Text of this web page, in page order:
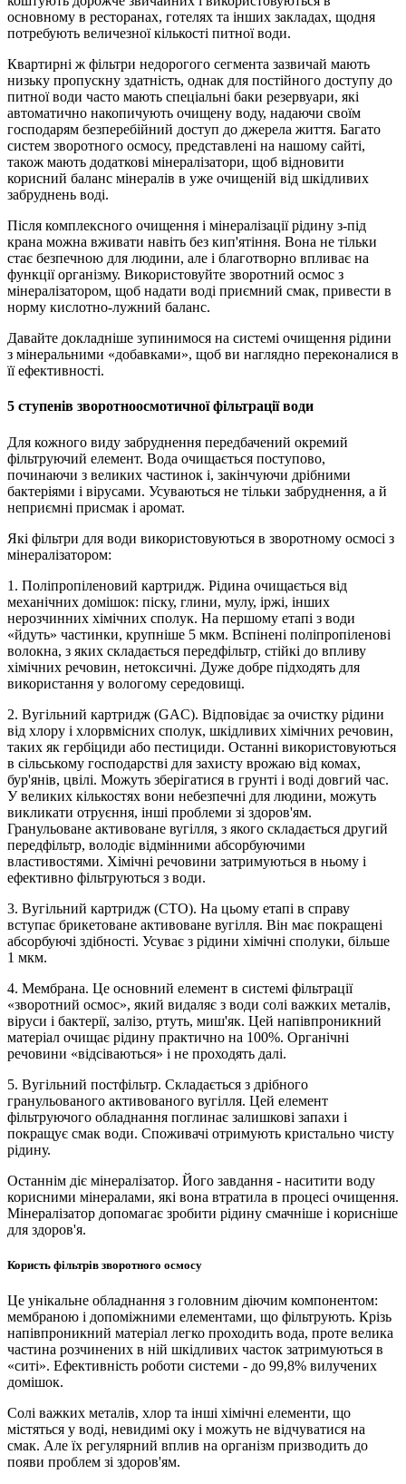
основному в ресторанах, готелях та інших закладах, щодня
потребують величезної кількості питної води.
Квартирні ж фільтри недорогого сегмента зазвичай мають
низьку пропускну здатність, однак для постійного доступу до
питної води часто мають спеціальні баки резервуари, які
автоматично накопичують очищену воду, надаючи своїм
господарям безперебійний доступ до джерела життя. Багато
систем зворотного осмосу, представлені на нашому сайті,
також мають додаткові мінералізатори, щоб відновити
корисний баланс мінералів в уже очищеній від шкідливих
забруднень воді.
Після комплексного очищення і мінералізації рідину з-під
крана можна вживати навіть без кип'ятіння. Вона не тільки
стає безпечною для людини, але і благотворно впливає на
функції організму. Використовуйте зворотний осмос з
мінералізатором, щоб надати воді приємний смак, привести в
норму кислотно-лужний баланс.
Давайте докладніше зупинимося на системі очищення рідини
з мінеральними «добавками», щоб ви наглядно переконалися в
її ефективності.
5 ступенів зворотноосмотичної фільтрації води
Для кожного виду забруднення передбачений окремий
фільтруючий елемент. Вода очищається поступово,
починаючи з великих частинок і, закінчуючи дрібними
бактеріями і вірусами. Усуваються не тільки забруднення, а й
неприємні присмак і аромат.
Які фільтри для води використовуються в зворотному осмосі з
мінералізатором:
1. Поліпропіленовий картридж. Рідина очищається від
механічних домішок: піску, глини, мулу, іржі, інших
нерозчинних хімічних сполук. На першому етапі з води
«йдуть» частинки, крупніше 5 мкм. Вспінені поліпропіленові
волокна, з яких складається передфільтр, стійкі до впливу
хімічних речовин, нетоксичні. Дуже добре підходять для
використання у вологому середовищі.
2. Вугільний картридж (GAC). Відповідає за очистку рідини
від хлору і хлорвмісних сполук, шкідливих хімічних речовин,
таких як гербіциди або пестициди. Останні використовуються
в сільському господарстві для захисту врожаю від комах,
бур'янів, цвілі. Можуть зберігатися в грунті і воді довгий час.
У великих кількостях вони небезпечні для людини, можуть
викликати отруєння, інші проблеми зі здоров'ям.
Гранульоване активоване вугілля, з якого складається другий
передфільтр, володіє відмінними абсорбуючими
властивостями. Хімічні речовини затримуються в ньому і
ефективно фільтруються з води.
3. Вугільний картридж (CTO). На цьому етапі в справу
вступає брикетоване активоване вугілля. Він має покращені
абсорбуючі здібності. Усуває з рідини хімічні сполуки, більше
1 мкм.
4. Мембрана. Це основний елемент в системі фільтрації
«зворотний осмос», який видаляє з води солі важких металів,
віруси і бактерії, залізо, ртуть, миш'як. Цей напівпроникний
матеріал очищає рідину практично на 100%. Органічні
речовини «відсіваються» і не проходять далі.
5. Вугільний постфільтр. Складається з дрібного
гранульованого активованого вугілля. Цей елемент
фільтруючого обладнання поглинає залишкові запахи і
покращує смак води. Споживачі отримують кристально чисту
рідину.
Останнім діє мінералізатор. Його завдання - наситити воду
корисними мінералами, які вона втратила в процесі очищення.
Мінералізатор допомагає зробити рідину смачніше і корисніше
для здоров'я.
Користь фільтрів зворотного осмосу
Це унікальне обладнання з головним діючим компонентом:
мембраною і допоміжними елементами, що фільтрують. Крізь
напівпроникний матеріал легко проходить вода, проте велика
частина розчинених в ній шкідливих часток затримуються в
«ситі». Ефективність роботи системи - до 99,8% вилучених
домішок.
Солі важких металів, хлор та інші хімічні елементи, що
містяться у воді, невидимі оку і можуть не відчуватися на
смак. Але їх регулярний вплив на організм призводить до
появи проблем зі здоров'ям.